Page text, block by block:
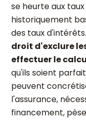
se heurte aux
historiquement
des taux d'intérêts.
droit d'exclure
effectuer le
qu'ils soient
peuvent
l'assurance,
financement, pèse